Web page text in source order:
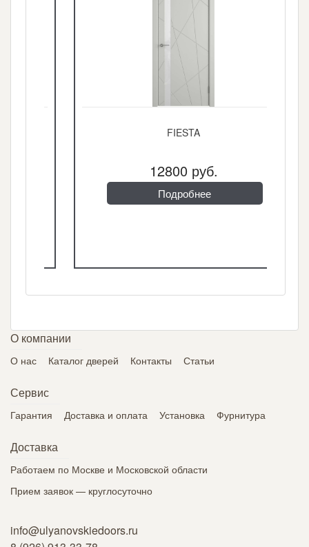
FIESTA
12800 руб.
Подробнее
О компании
О нас Каталог дверей Контакты Статьи
Сервис
Гарантия Доставка и оплата Установка Фурнитура
Доставка
Работаем по Москве и Московской области
Прием заявок — круглосуточно
info@ulyanovskiedoors.ru